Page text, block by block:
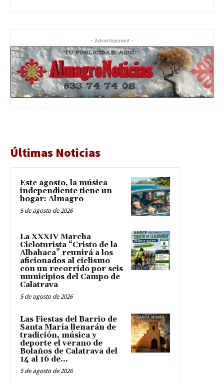
- Advertisement -
Últimas Noticias
Este agosto, la música
independiente tiene un
hogar: Almagro
5 de agosto de 2026
La XXXIV Marcha
Cicloturista “Cristo de la
Albahaca” reunirá a los
aficionados al ciclismo
con un recorrido por seis
municipios del Campo de
Calatrava
5 de agosto de 2026
Las Fiestas del Barrio de
Santa María llenarán de
tradición, música y
deporte el verano de
Bolaños de Calatrava del
14 al 16 de...
5 de agosto de 2026